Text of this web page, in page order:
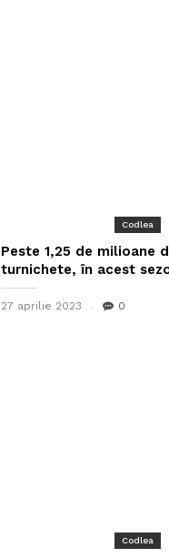
Codlea
Peste 1,25 de milioane
turnichete, în acest
27 aprilie 2023 0
Codlea